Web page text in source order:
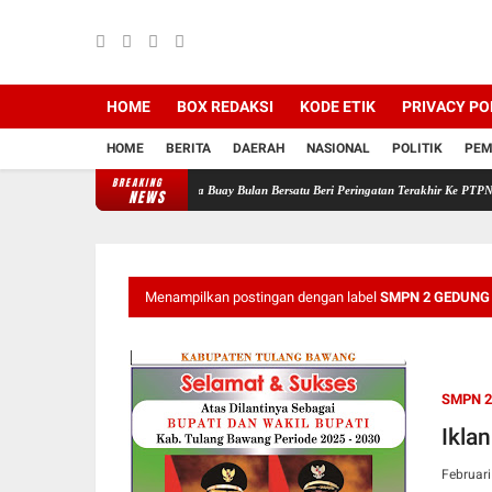
HOME BOX REDAKSI KODE ETIK PRIVACY
HOME BERITA DAERAH NASIONAL POLITIK
BREAKING
NEWS
Habis! Ratusan Warga Buay Bulan Bersatu Beri Peringatan Terakhir Ke PTPN 1
Menampilkan postingan dengan label SMPN 2
SMPN